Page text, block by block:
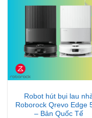
Robot hút bụi lau
Roborock Qrevo Edge
– Bản Quốc Tế